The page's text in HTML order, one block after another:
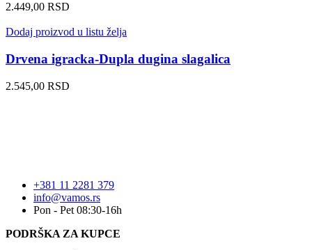
2.449,00 RSD
Dodaj proizvod u listu želja
Drvena igracka-Dupla dugina slagalica
2.545,00 RSD
+381 11 2281 379
info@vamos.rs
Pon - Pet 08:30-16h
PODRŠKA ZA KUPCE